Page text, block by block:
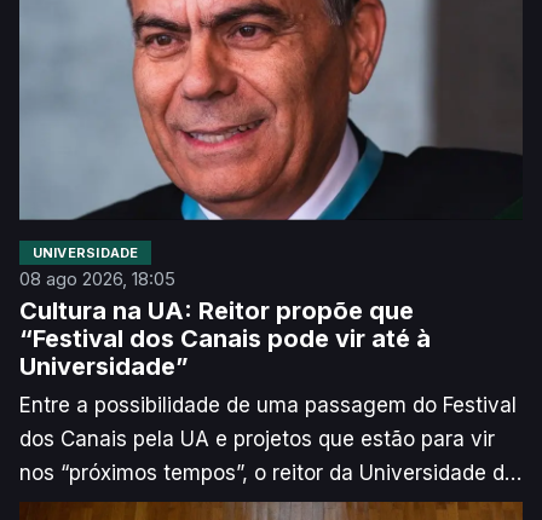
UNIVERSIDADE
08 ago 2026, 18:05
Cultura na UA: Reitor propõe que
“Festival dos Canais pode vir até à
Universidade”
Entre a possibilidade de uma passagem do Festival
dos Canais pela UA e projetos que estão para vir
nos “próximos tempos”, o reitor da Universidade de
Aveiro quer apostar na cultura como ponte entre os